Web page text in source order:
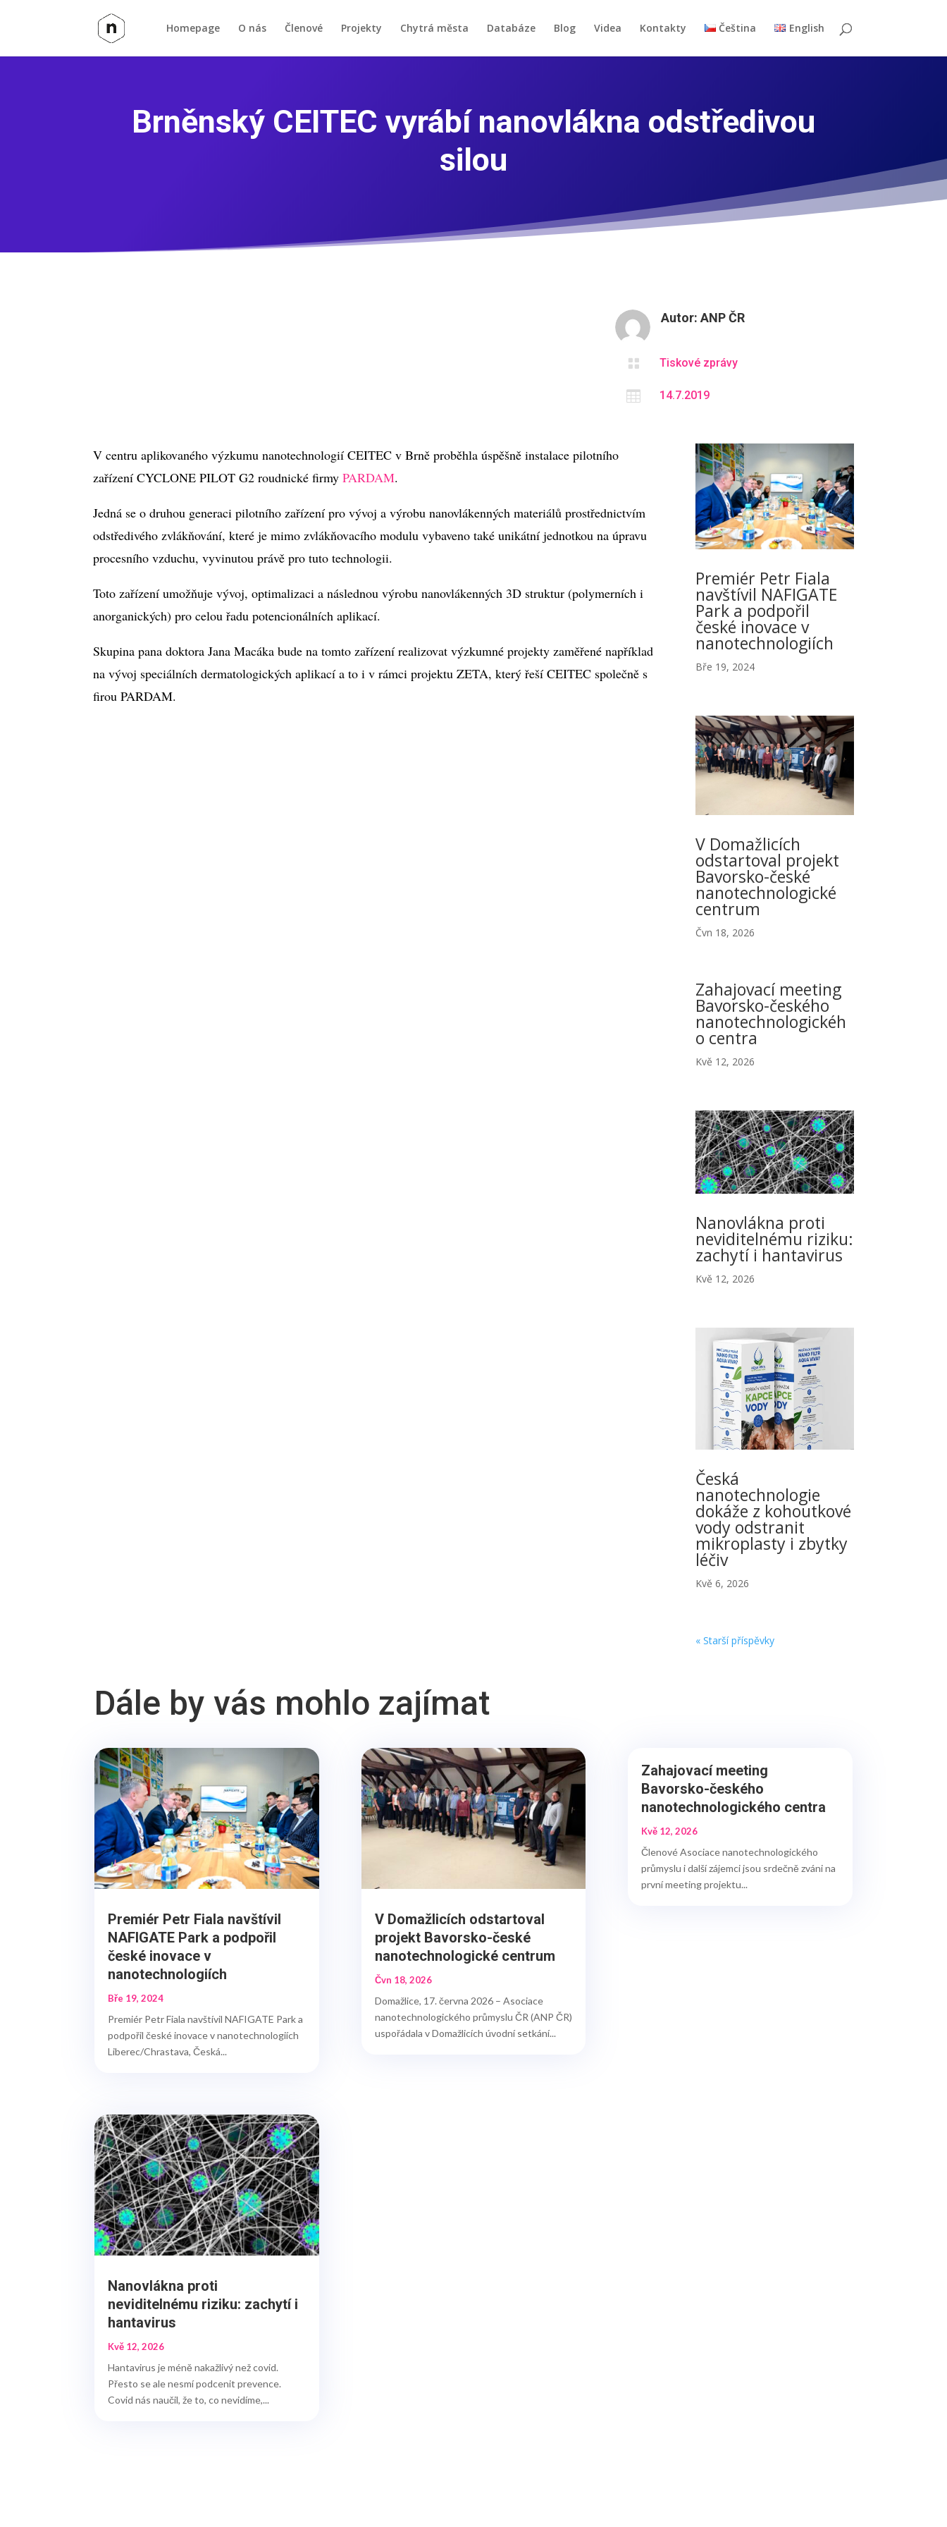
Homepage O nás Členové Projekty Chytrá města Databáze Blog Videa Kontakty Čeština English
Brněnský CEITEC vyrábí nanovlákna odstředivou
silou
Autor:ANP ČR
 Tiskové zprávy
 14.7.2019
V centru aplikovaného výzkumu nanotechnologií CEITEC v Brně proběhla úspěšně instalace pilotního
zařízení CYCLONE PILOT G2 roudnické firmy PARDAM.
Jedná se o druhou generaci pilotního zařízení pro vývoj a výrobu nanovlákenných materiálů prostřednictvím
odstředivého zvlákňování, které je mimo zvlákňovacího modulu vybaveno také unikátní jednotkou na úpravu
procesního vzduchu, vyvinutou právě pro tuto technologii.
Toto zařízení umožňuje vývoj, optimalizaci a následnou výrobu nanovlákenných 3D struktur (polymerních i
anorganických) pro celou řadu potencionálních aplikací.
Skupina pana doktora Jana Macáka bude na tomto zařízení realizovat výzkumné projekty zaměřené například
na vývoj speciálních dermatologických aplikací a to i v rámci projektu ZETA, který řeší CEITEC společně s
firou PARDAM.
Premiér Petr Fiala
navštívil NAFIGATE
Park a podpořil
české inovace v
nanotechnologiích
Bře 19, 2024
V Domažlicích
odstartoval projekt
Bavorsko-české
nanotechnologické
centrum
Čvn 18, 2026
Zahajovací meeting
Bavorsko-českého
nanotechnologickéh
o centra
Kvě 12, 2026
Nanovlákna proti
neviditelnému riziku:
zachytí i hantavirus
Kvě 12, 2026
Česká
nanotechnologie
dokáže z kohoutkové
vody odstranit
mikroplasty i zbytky
léčiv
Kvě 6, 2026
« Starší příspěvky
Dále by vás mohlo zajímat
Premiér Petr Fiala navštívil
NAFIGATE Park a podpořil
české inovace v
nanotechnologiích
Bře 19, 2024
Premiér Petr Fiala navštívil NAFIGATE Park a
podpořil české inovace v nanotechnologiích
Liberec/Chrastava, Česká...
Nanovlákna proti
neviditelnému riziku: zachytí i
hantavirus
Kvě 12, 2026
Hantavirus je méně nakažlivý než covid.
Přesto se ale nesmí podcenit prevence.
Covid nás naučil, že to, co nevidíme,...
V Domažlicích odstartoval
projekt Bavorsko-české
nanotechnologické centrum
Čvn 18, 2026
Domažlice, 17. června 2026 – Asociace
nanotechnologického průmyslu ČR (ANP ČR)
uspořádala v Domažlicích úvodní setkání...
Zahajovací meeting
Bavorsko-českého
nanotechnologického centra
Kvě 12, 2026
Členové Asociace nanotechnologického
průmyslu i další zájemci jsou srdečně zváni na
první meeting projektu...